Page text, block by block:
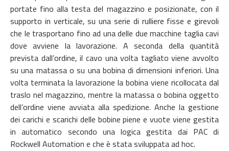
portate fino alla testa del magazzino e posizionate, con il
supporto in verticale, su una serie di rulliere fisse e girevoli
che le trasportano fino ad una delle due macchine taglia cavi
dove avviene la lavorazione. A seconda della quantità
prevista dall’ordine, il cavo una volta tagliato viene avvolto
su una matassa o su una bobina di dimensioni inferiori. Una
volta terminata la lavorazione la bobina viene ricollocata dal
traslo nel magazzino, mentre la matassa o bobina oggetto
dell’ordine viene avviata alla spedizione. Anche la gestione
dei carichi e scarichi delle bobine piene e vuote viene gestita
in automatico secondo una logica gestita dai PAC di
Rockwell Automation e che è stata sviluppata ad hoc.